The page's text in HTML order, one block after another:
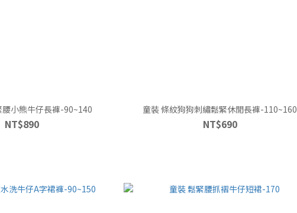
腰小熊牛仔長褲-90~140
NT$890
童裝 條紋狗狗刺繡鬆緊休閒長褲-110~160
NT$690